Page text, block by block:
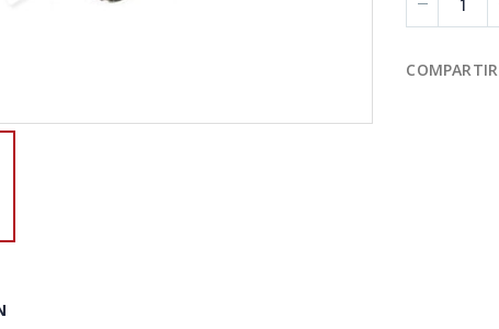
COMPARTIR